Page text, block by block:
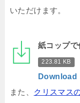
いただけます。
紙コップ
223.81 KB
Download
また、
クリスマス